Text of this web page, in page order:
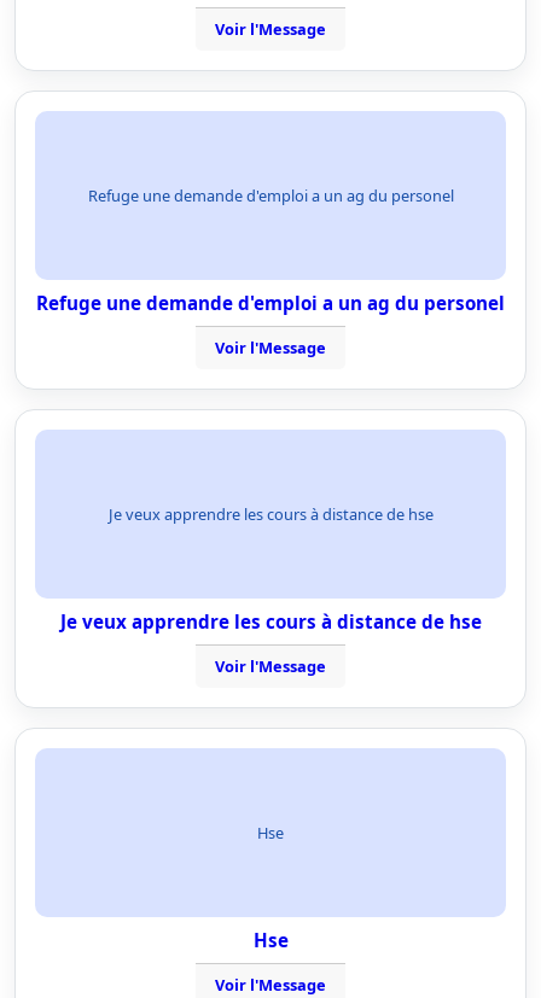
Voir l'Message
Refuge une demande d'emploi a un ag du personel
Refuge une demande d'emploi a un ag du personel
Voir l'Message
Je veux apprendre les cours à distance de hse
Je veux apprendre les cours à distance de hse
Voir l'Message
Hse
Hse
Voir l'Message